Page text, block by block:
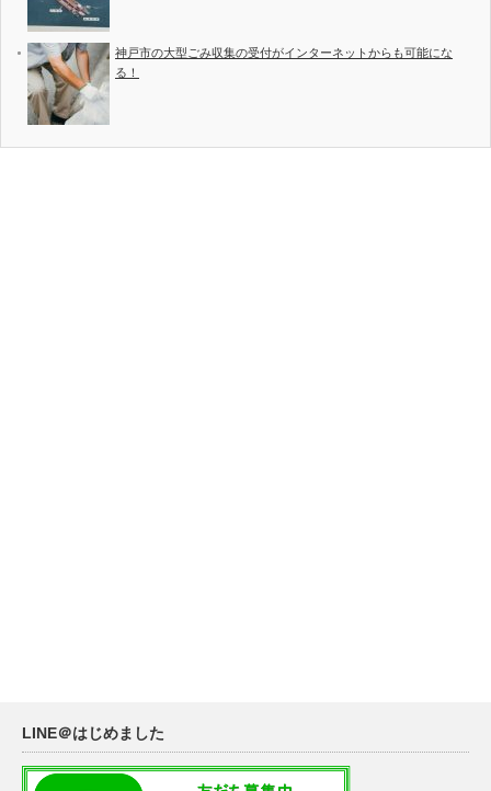
神戸市の大型ごみ収集の受付がインターネットからも可能にな
る！
LINE＠はじめました